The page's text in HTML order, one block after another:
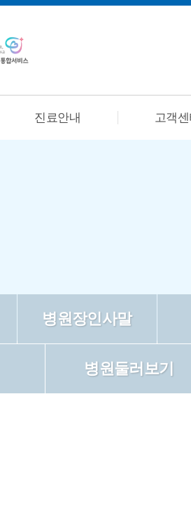
진료안내 고객
병원장인사말
병원둘러보기